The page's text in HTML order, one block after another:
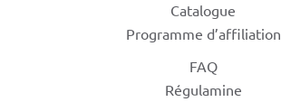
Catalogue
Programme d’affiliation
FAQ
Régulamine